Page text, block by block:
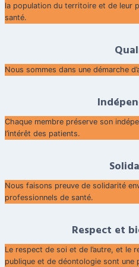
la population du territoire et de leur
santé.
Nous sommes dans une démarche
Chaque membre préserve son
l’intérêt des patients.
Nous faisons preuve de solidarité
professionnels de santé.
Respect et
Le respect de soi et de l’autre, et le
publique et de déontologie sont une